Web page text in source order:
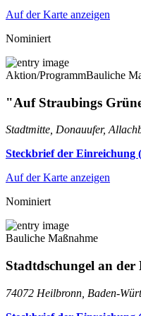
Auf der Karte anzeigen
Nominiert
Aktion/ProgrammBauliche
"Auf Straubings
Stadtmitte, Donauufer,
Steckbrief der Einreichung
Auf der Karte anzeigen
Nominiert
Bauliche Maßnahme
Stadtdschungel an
74072 Heilbronn, Baden-